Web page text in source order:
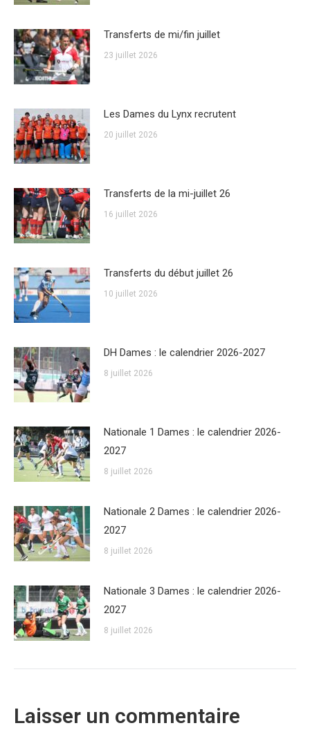
Transferts de mi/fin juillet
23 juillet 2026
Les Dames du Lynx recrutent
20 juillet 2026
Transferts de la mi-juillet 26
16 juillet 2026
Transferts du début juillet 26
10 juillet 2026
DH Dames : le calendrier 2026-2027
8 juillet 2026
Nationale 1 Dames : le calendrier 2026-
2027
8 juillet 2026
Nationale 2 Dames : le calendrier 2026-
2027
8 juillet 2026
Nationale 3 Dames : le calendrier 2026-
2027
8 juillet 2026
Laisser un commentaire